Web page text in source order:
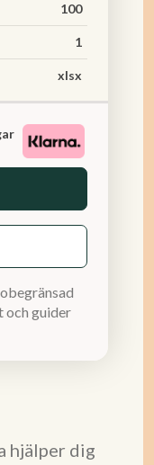
hjälper dig
100
1
xlsx
och guider